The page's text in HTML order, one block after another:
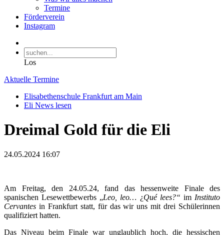
Termine
Förderverein
Instagram
Los
Aktuelle Termine
Elisabethenschule Frankfurt am Main
Eli News lesen
Dreimal Gold für die Eli
24.05.2024 16:07
Am Freitag, den 24.05.24, fand das hessenweite Finale des
spanischen Lesewettbewerbs „Leo, leo… ¿Qué lees?“ im Instituto
Cervantes in Frankfurt statt, für das wir uns mit drei Schülerinnen
qualifiziert hatten.
Das Niveau beim Finale war unglaublich hoch, die hessischen